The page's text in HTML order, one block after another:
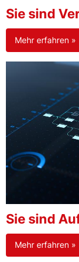
Sie sind
Mehr erfahren »
Sie sind
Mehr erfahren »